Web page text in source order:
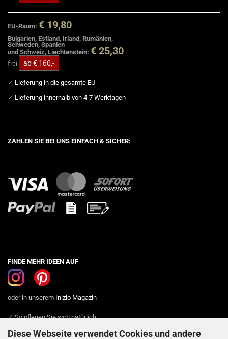
Diese Webseite verwendet Cookies und andere
EU-Raum: € 19,80
Bulgarien, Estland, Irland, Rumänien,
Schweden, Spanien
und Schweiz, Liechtenstein: € 25,30
frei ab € 160,-
✓ Lieferung in die gesamte EU
✓ Lieferung innerhalb von 4-7 Werktagen
ZAHLEN SIE BEI UNS EINFACH & SICHER:
FINDE MEHR IDEEN AUF
oder in unserem Inizio Magazin
✓ So pflegen Sie sich natürlich
✓ Gesund mit Hausmitteln